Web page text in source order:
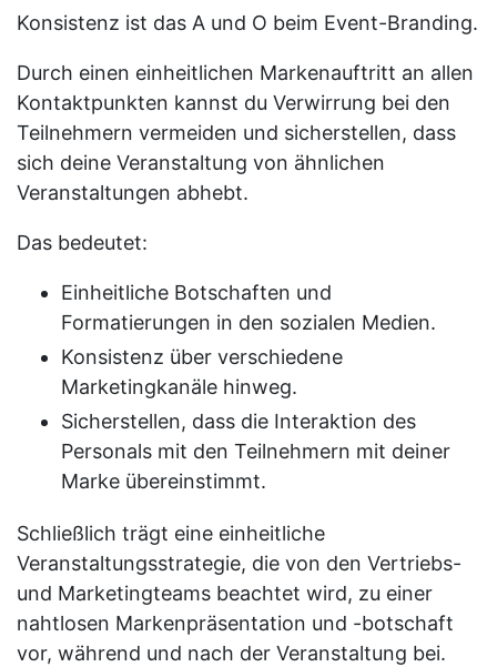
Konsistenz ist das A und O beim Event-Branding.
Durch einen einheitlichen Markenauftritt an allen
Kontaktpunkten kannst du Verwirrung bei den
Teilnehmern vermeiden und sicherstellen, dass
sich deine Veranstaltung von ähnlichen
Veranstaltungen abhebt.
Das bedeutet:
Einheitliche Botschaften und
Formatierungen in den sozialen Medien.
Konsistenz über verschiedene
Marketingkanäle hinweg.
Sicherstellen, dass die Interaktion des
Personals mit den Teilnehmern mit deiner
Marke übereinstimmt.
Schließlich trägt eine einheitliche
Veranstaltungsstrategie, die von den Vertriebs-
und Marketingteams beachtet wird, zu einer
nahtlosen Markenpräsentation und -botschaft
vor, während und nach der Veranstaltung bei.